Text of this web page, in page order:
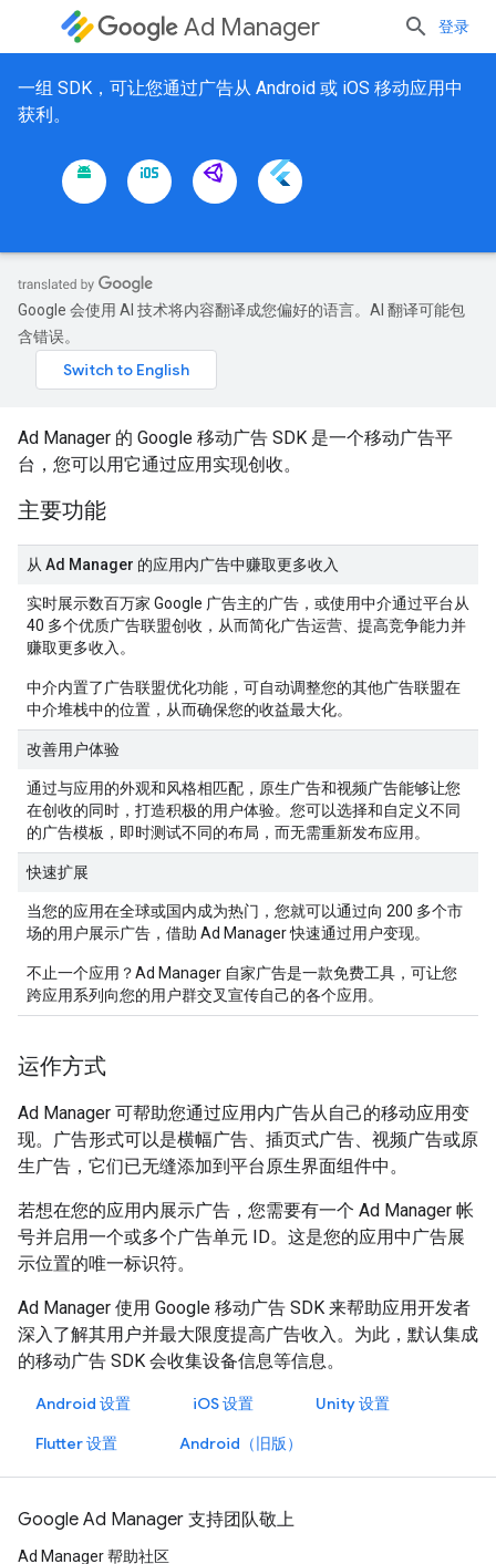
Ad Manager 登录
一组 SDK，可让您通过广告从 Android 或 iOS 移动应用中
获利。
Google 会使用 AI 技术将内容翻译成您偏好的语言。AI 翻译可能包
含错误。
Ad Manager 的 Google 移动广告 SDK 是一个移动广告平
台，您可以用它通过应用实现创收。
主要功能
从 Ad Manager 的应用内广告中赚取更多收入
实时展示数百万家 Google 广告主的广告，或使用中介通过平台从
40 多个优质广告联盟创收，从而简化广告运营、提高竞争能力并
赚取更多收入。
中介内置了广告联盟优化功能，可自动调整您的其他广告联盟在
中介堆栈中的位置，从而确保您的收益最大化。
改善用户体验
通过与应用的外观和风格相匹配，原生广告和视频广告能够让您
在创收的同时，打造积极的用户体验。您可以选择和自定义不同
的广告模板，即时测试不同的布局，而无需重新发布应用。
快速扩展
当您的应用在全球或国内成为热门，您就可以通过向 200 多个市
场的用户展示广告，借助 Ad Manager 快速通过用户变现。
不止一个应用？Ad Manager 自家广告是一款免费工具，可让您
跨应用系列向您的用户群交叉宣传自己的各个应用。
运作方式
Ad Manager 可帮助您通过应用内广告从自己的移动应用变
现。广告形式可以是横幅广告、插页式广告、视频广告或原
生广告，它们已无缝添加到平台原生界面组件中。
若想在您的应用内展示广告，您需要有一个 Ad Manager 帐
号并启用一个或多个广告单元 ID。这是您的应用中广告展
示位置的唯一标识符。
Ad Manager 使用 Google 移动广告 SDK 来帮助应用开发者
深入了解其用户并最大限度提高广告收入。为此，默认集成
的移动广告 SDK 会收集设备信息等信息。
Android 设置 iOS 设置
Unity 设置
Flutter 设置
Android（旧版）
Google Ad Manager 支持团队敬上
Ad Manager 帮助社区